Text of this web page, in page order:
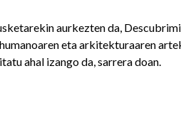
aurkezten da,
eta arkitekturaaren
ahal izango da, sarrera doan.